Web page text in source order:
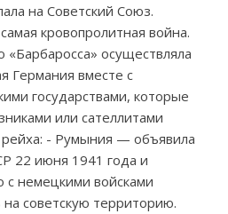
на Советский Союз.
кровопролитная война.
осуществляла
Германия вместе с
государствами, которые
или сателлитами
рейха: - Румыния — объявила
22 июня 1941 года и
с немецкими войсками
на советскую территорию.